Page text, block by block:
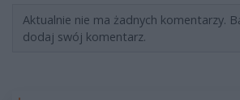
Aktualnie nie ma żadnych komentarzy.
dodaj swój komentarz.